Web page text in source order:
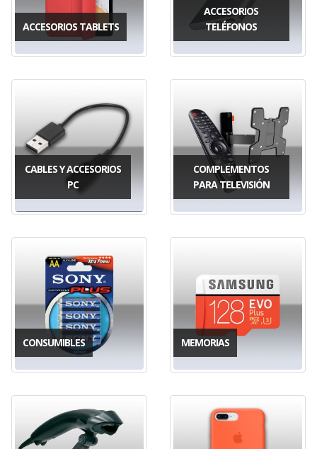
ACCESORIOS TABLETS
ACCESORIOS
TELÉFONOS
CABLES Y ACCESORIOS
PC
COMPLEMENTOS
PARA TELEVISIÓN
CONSUMIBLES MEMORIAS